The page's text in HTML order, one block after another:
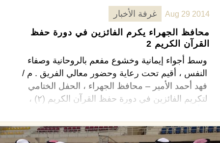
Aug 29 2014
غرفة الأخبار
محافظ الجهراء يكرم الفائزين في دورة حفظ
القرآن الكريم 2
وسط أجواء إيمانية وخشوع مفعم بالروحانية وصفاء
النفس ، أقيم تحت رعاية وحضور معالي الفريق . م /
فهد أحمد الأمير – محافظ الجهراء ، الحفل الختامي
لتكريم الفائزين في دورة حفظ القرآن الكريم (٢) ،